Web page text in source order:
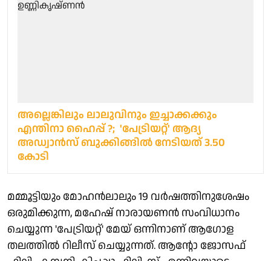
അല്ലെങ്കിലും ലാലുവിനും ഇച്ചാക്കക്കും
എന്തിനാ ഹൈപ്പ് ?; 'പേട്രിയറ്റ്' ആദ്യ
അഡ്വാൻസ് ബുക്കിങ്ങിൽ നേടിയത് 3.50
കോടി
മമ്മൂട്ടിയും മോഹൻലാലും 19 വർഷത്തിനുശേഷം
ഒരുമിക്കുന്ന, മഹേഷ് നാരായണൻ സംവിധാനം
ചെയ്യുന്ന 'പേട്രിയറ്റ്' മേയ് ഒന്നിനാണ് ആഗോള
തലത്തിൽ റിലീസ് ചെയ്യുന്നത്. ആന്റോ ജോസഫ്